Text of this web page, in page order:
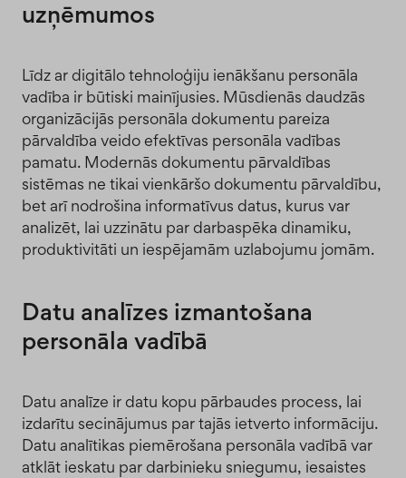
uzņēmumos
Līdz ar digitālo tehnoloģiju ienākšanu personāla
vadība ir būtiski mainījusies. Mūsdienās daudzās
organizācijās personāla dokumentu pareiza
pārvaldība veido efektīvas personāla vadības
pamatu. Modernās dokumentu pārvaldības
sistēmas ne tikai vienkāršo dokumentu pārvaldību,
bet arī nodrošina informatīvus datus, kurus var
analizēt, lai uzzinātu par darbaspēka dinamiku,
produktivitāti un iespējamām uzlabojumu jomām.
Datu analīzes izmantošana
personāla vadībā
Datu analīze ir datu kopu pārbaudes process, lai
izdarītu secinājumus par tajās ietverto informāciju.
Datu analītikas piemērošana personāla vadībā var
atklāt ieskatu par darbinieku sniegumu, iesaistes